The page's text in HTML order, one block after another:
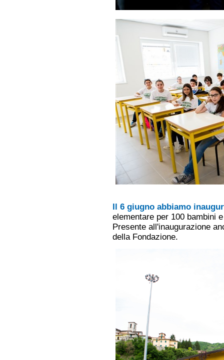
Il 6 giugno abbiamo
elementare per 100 bambini
Presente all'inaugurazione
della Fondazione.